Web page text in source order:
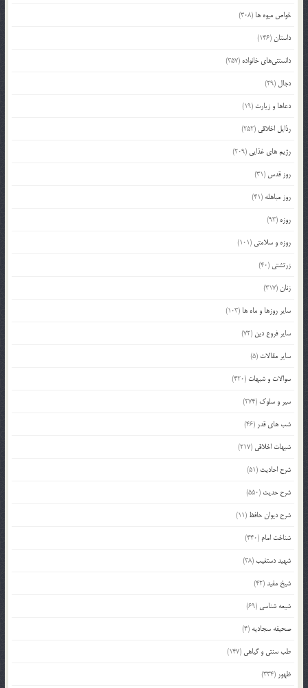
خواص میوه ها (308)
داستان(146)
دانستنی‌های خانواده (357)
دجال (29)
دعاها و زیارت (19)
رذایل اخلاقی (252)
رژیم های غذایی (209)
روز قدس (31)
روز مباهله (41)
روزه (93)
روزه و سلامتی (101)
زرتشتی (40)
زنان(317)
سایر روزها و ماه ها (103)
سایر فروع دین (72)
سایر مقالات (5)
سوالات و شبهات (420)
سیر و سلوک (274)
شب های قدر (46)
شبهات اخلاقی (217)
شرح احادیث (51)
شرح حدیث (550)
شرح دیوان حافظ (11)
شناخت امام (440)
شهید دستغیب(38)
شیخ مفید(42)
شیعه شناسی (69)
صحیفه سجادیه (4)
طب سنتی و گیاهی (147)
ظهور (334)